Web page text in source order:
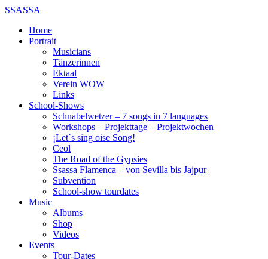
SSASSA
Home
Portrait
Musicians
Tänzerinnen
Ektaal
Verein WOW
Links
School-Shows
Schnabelwetzer – 7 songs in 7 languages
Workshops – Projekttage – Projektwochen
¡Let´s sing oise Song!
Ceol
The Road of the Gypsies
Ssassa Flamenca – von Sevilla bis Jajpur
Subvention
School-show tourdates
Music
Albums
Shop
Videos
Events
Tour-Dates